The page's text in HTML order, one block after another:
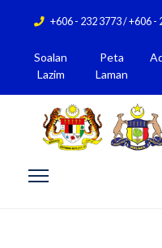
+606 - 232 3773 / +606 -
Soalan
Lazim
Peta
Laman